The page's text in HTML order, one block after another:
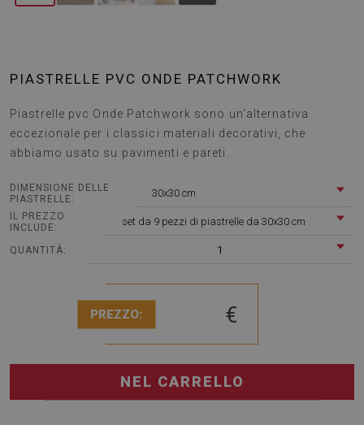
PIASTRELLE PVC ONDE PATCHWORK
Piastrelle pvc Onde Patchwork sono un'alternativa
eccezionale per i classici materiali decorativi, che
abbiamo usato su pavimenti e pareti.
DIMENSIONE DELLE
PIASTRELLE:
30x30 cm
IL PREZZO
INCLUDE:
set da 9 pezzi di piastrelle da 30x30 cm
QUANTITÀ: 1
PREZZO: €
NEL CARRELLO